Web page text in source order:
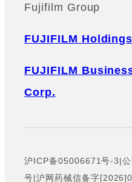
Fujifilm Group
FUJIFILM
FUJIFILM
Corp.
沪ICP备05006671号-3|
号|沪网药械信备字